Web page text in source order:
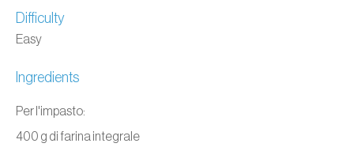
Difficulty
Easy
Ingredients
Per l'impasto:
400 g di farina integrale